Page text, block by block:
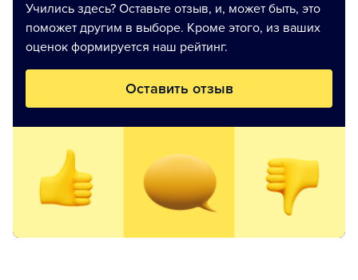
Учились здесь? Оставьте отзыв, и, может быть, это
поможет другим в выборе. Кроме этого, из ваших
оценок формируется наш рейтинг.
Оставить отзыв